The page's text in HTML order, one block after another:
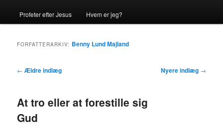
Profeter efter Jesus Hvem er jeg?
FORFATTERARKIV: Benny Lund Majland
Indlægsnavigation
← Ældre indlæg Nyere indlæg →
At tro eller at forestille sig
Gud